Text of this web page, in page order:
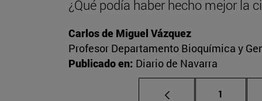
¿Qué podía haber hecho mejor la
Carlos de Miguel Vázquez
Profesor Departamento Bioquímica y
Publicado en: Diario de Navarra
Página
1